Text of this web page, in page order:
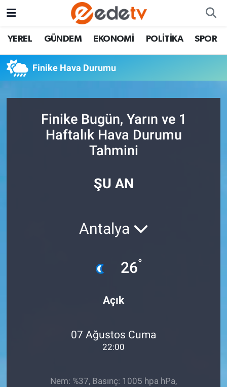
YEREL GÜNDEM EKONOMİ POLİTİKA SPOR
Finike Hava Durumu
Finike Bugün, Yarın ve 1
Haftalık Hava Durumu
Tahmini
ŞU AN
Antalya
26°
Açık
07 Ağustos Cuma
22:00
Nem: %37, Basınç: 1005 hpa hPa,